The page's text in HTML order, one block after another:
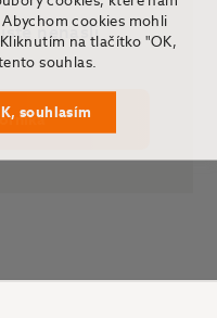
nenašlicookies mohli
na tlačítko "OK,
souhlas.
souhlasím